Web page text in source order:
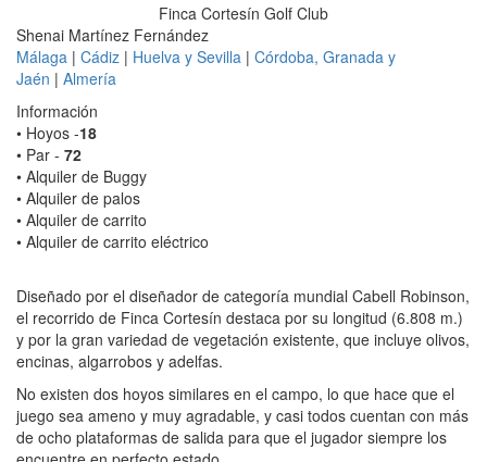
Finca Cortesín Golf Club
Shenai Martínez Fernández
Málaga | Cádiz | Huelva y Sevilla | Córdoba, Granada y
Jaén | Almería
Información
• Hoyos -18
• Par - 72
• Alquiler de Buggy
• Alquiler de palos
• Alquiler de carrito
• Alquiler de carrito eléctrico
Diseñado por el diseñador de categoría mundial Cabell Robinson,
el recorrido de Finca Cortesín destaca por su longitud (6.808 m.)
y por la gran variedad de vegetación existente, que incluye olivos,
encinas, algarrobos y adelfas.
No existen dos hoyos similares en el campo, lo que hace que el
juego sea ameno y muy agradable, y casi todos cuentan con más
de ocho plataformas de salida para que el jugador siempre los